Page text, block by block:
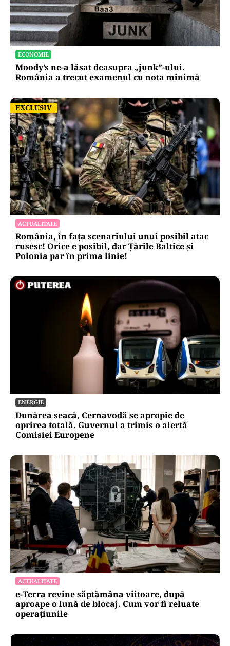
ECONOMIE
Moody’s ne-a lăsat deasupra „junk”-ului.
România a trecut examenul cu nota minimă
EXCLUSIV
EXCLUSIV
ACTUALITATE
România, în fața scenariului unui posibil atac
rusesc! Orice e posibil, dar Țările Baltice și
Polonia par în prima linie!
ENERGIE
Dunărea seacă, Cernavodă se apropie de
oprirea totală. Guvernul a trimis o alertă
Comisiei Europene
ACTUALITATE
e-Terra revine săptămâna viitoare, după
aproape o lună de blocaj. Cum vor fi reluate
operațiunile